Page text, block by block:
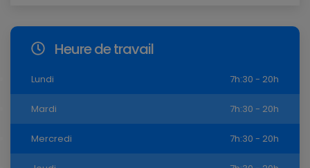
Heure de travail
Lundi 7h:30 - 20h
Mardi 7h:30 - 20h
Mercredi 7h:30 - 20h